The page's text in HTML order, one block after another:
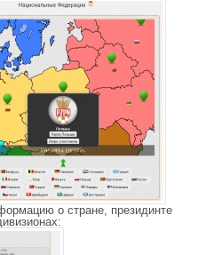
о стране, президинте